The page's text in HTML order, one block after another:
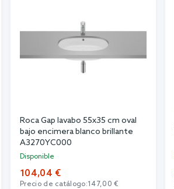
Roca Gap lavabo 55x35 cm oval
bajo encimera blanco brillante
A3270YC000
Disponible
104,04 €
Precio de catálogo:147,00 €